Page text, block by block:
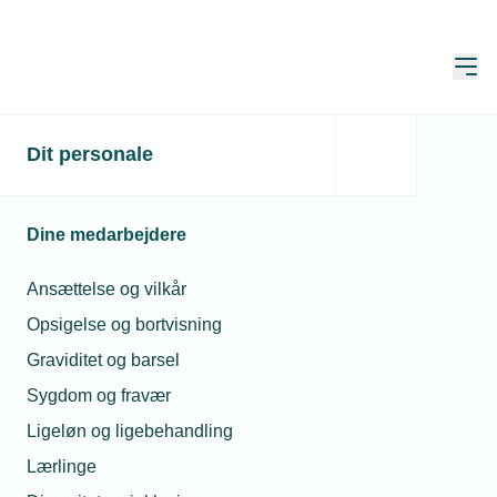
Dit personale
Dine medarbejdere
Ansættelse og vilkår
Opsigelse og bortvisning
Graviditet og barsel
Sygdom og fravær
Ligeløn og ligebehandling
Lærlinge
Søg
Sortér
Viser 11 - 20 of af 36 resultater